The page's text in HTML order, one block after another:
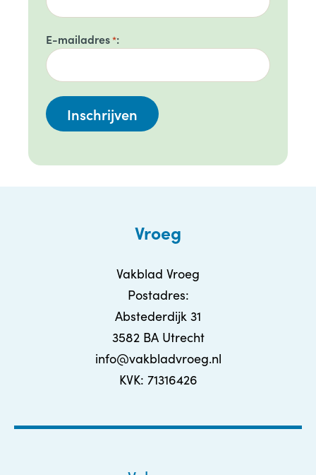
E-mailadres*
Vroeg
Vakblad Vroeg
Postadres:
Abstederdijk 31
3582 BA Utrecht
info@vakbladvroeg.nl
KVK: 71316426